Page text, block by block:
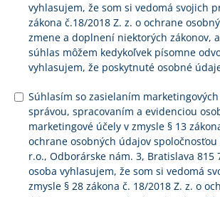
vyhlasujem, že som si vedomá svojich
zákona č.18/2018 Z. z. o ochrane
zmene a doplnení niektorých zákonov,
súhlas môžem kedykoľvek písomne
vyhlasujem, že poskytnuté osobné
Súhlasím so zasielaním
správou, spracovaním a evidenciou
marketingové účely v zmysle § 13
ochrane osobných údajov spoločnosťou
r.o., Odborárske nám. 3, Bratislava 815
osoba vyhlasujem, že som si vedomá
zmysle § 28 zákona č. 18/2018 Z. z. o